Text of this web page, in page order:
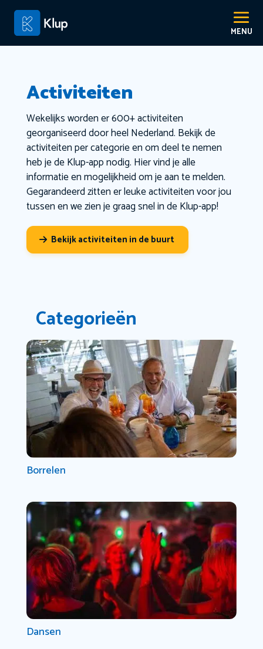
Activiteiten
Wekelijks worden er 600+ activiteiten
georganiseerd door heel Nederland. Bekijk de
activiteiten per categorie en om deel te nemen
heb je de Klup-app nodig. Hier vind je alle
informatie en mogelijkheid om je aan te melden.
Gegarandeerd zitten er leuke activiteiten voor jou
tussen en we zien je graag snel in de Klup-app!
Bekijk activiteiten in de buurt
Categorieën
Borrelen
Dansen